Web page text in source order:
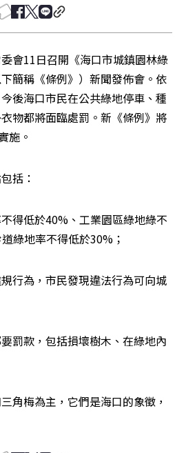
會11日召開《海口市城鎮園林綠
簡稱《條例》）新聞發佈會。依
後海口市民在公共綠地停車、種
物都將面臨處罰。新《條例》將
施。
括：
得低於40%、工業園區綠地綠不
綠地率不得低於30%；
行為，市民發現違法行為可向城
罰款，包括損壞樹木、在綠地內
角梅為主，它們是海口的象徵，